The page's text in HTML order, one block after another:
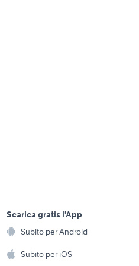
Biciclette
Scarica gratis l'App
Subito per Android
Subito per iOS